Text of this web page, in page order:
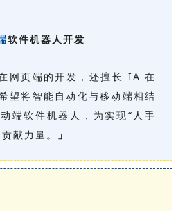
软件机器人开发
网页端的开发，还擅长 IA 在
望将智能自动化与移动端相结
端软件机器人，为实现“人手
献力量。
」